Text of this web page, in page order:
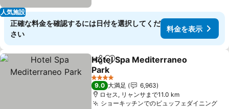
人気施設
正確な料金を確認するには日付を選択してくだ
さい
料金を表示
シェアお気に入りに追加
Hotel Spa Mediterraneo
Park
4 ホテルのランク
9.0 大満足
6,963
ロセス, リャンサまで11.0 km
ショーキッチンでのビュッフェダイニング